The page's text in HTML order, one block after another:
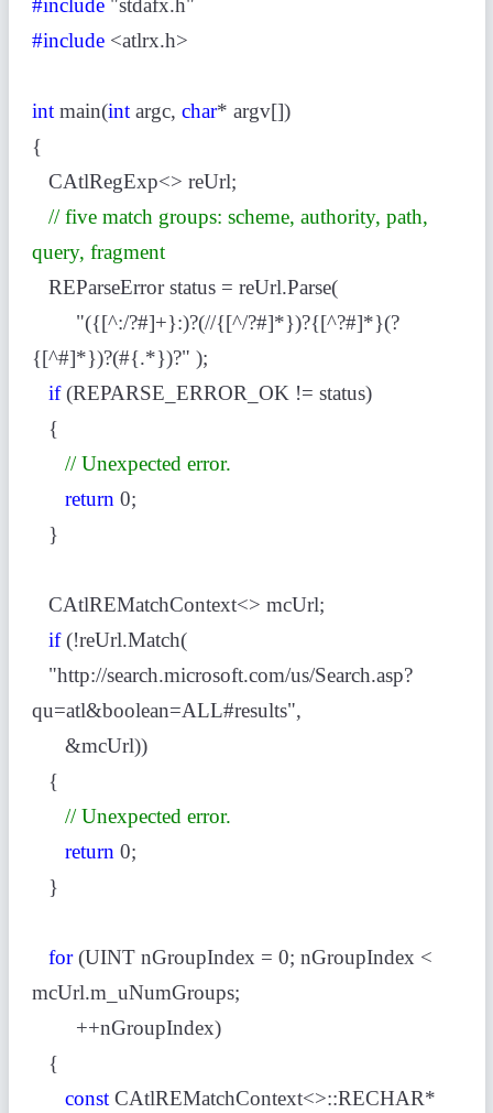
#include"stdafx.h"
#include<atlrx.h>
intmain(intargc, char* argv[])
{
CAtlRegExp<> reUrl;
// five match groups: scheme, authority, path,
query, fragment
REParseError status = reUrl.Parse(
"({[^:/?#]+}:)?(//{[^/?#]*})?{[^?#]*}(?
{[^#]*})?(#{.*})?" );
if(REPARSE_ERROR_OK != status)
{
// Unexpected error.
return 0;
}
CAtlREMatchContext<> mcUrl;
if(!reUrl.Match(
"http://search.microsoft.com/us/Search.asp?
qu=atl&boolean=ALL#results",
&mcUrl))
{
// Unexpected error.
return 0;
}
for(UINT nGroupIndex = 0; nGroupIndex <
mcUrl.m_uNumGroups;
++nGroupIndex)
{
constCAtlREMatchContext<>::RECHAR*